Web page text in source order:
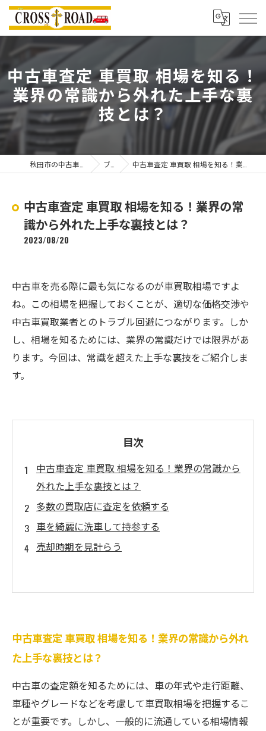
中古車査定 車買取 相場を知る！
業界の常識から外れた上手な裏
技とは？
ブログ 中古車査定 車買取 相場を知る！業界の常識から外れた上手な裏技とは？
中古車査定 車買取 相場を知る！業界の常
識から外れた上手な裏技とは？
2023/08/20
中古車を売る際に最も気になるのが車買取相場ですよ
ね。この相場を把握しておくことが、適切な価格交渉や
中古車買取業者とのトラブル回避につながります。しか
し、相場を知るためには、業界の常識だけでは限界があ
ります。今回は、常識を超えた上手な裏技をご紹介しま
す。
目次
中古車査定 車買取 相場を知る！業界の常識から
外れた上手な裏技とは？
多数の買取店に査定を依頼する
車を綺麗に洗車して持参する
売却時期を見計らう
中古車査定 車買取 相場を知る！業界の常識から外れ
た上手な裏技とは？
中古車の査定額を知るためには、車の年式や走行距離、
車種やグレードなどを考慮して車買取相場を把握するこ
とが重要です。しかし、一般的に流通している相場情報